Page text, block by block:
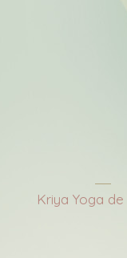
Kriya Yoga